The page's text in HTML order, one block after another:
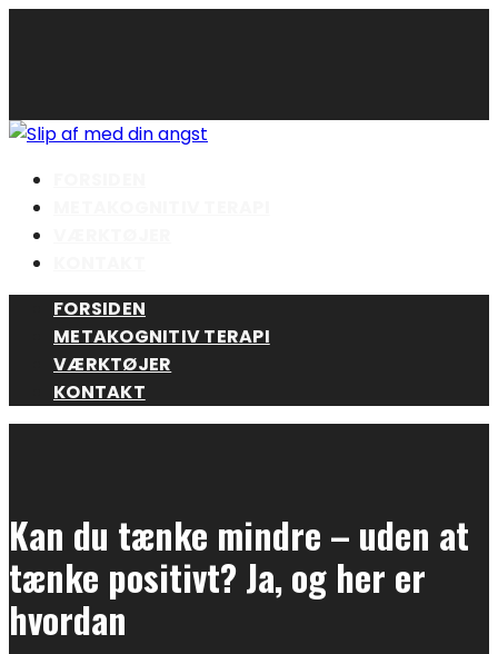
FORSIDEN
METAKOGNITIV TERAPI
VÆRKTØJER
KONTAKT
Kan du tænke mindre – uden at
tænke positivt? Ja, og her er
hvordan